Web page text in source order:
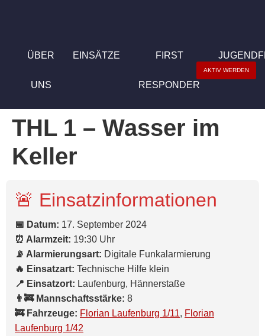
ÜBER
UNS
EINSÄTZE FIRST
RESPONDER
AKTIV WERDEN
THL 1 – Wasser im
Keller
🚨 Einsatzinformationen
📅 Datum: 17. September 2024
⏰ Alarmzeit: 19:30 Uhr
📡 Alarmierungsart: Digitale Funkalarmierung
🔥 Einsatzart: Technische Hilfe klein
📍 Einsatzort: Laufenburg, Hännerstaße
👨‍🚒 Mannschaftsstärke: 8
🚒 Fahrzeuge: Florian Laufenburg 1/11, Florian
Laufenburg 1/42